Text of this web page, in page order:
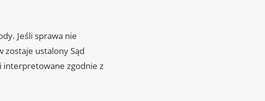
Jeśli sprawa nie
zostaje ustalony Sąd
interpretowane zgodnie z